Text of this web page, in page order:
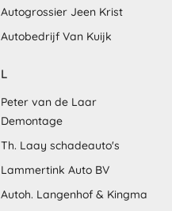
Autogrossier Jeen Krist
Autobedrijf Van Kuijk
L
Peter van de Laar
Demontage
Th. Laay schadeauto's
Lammertink Auto BV
Autoh. Langenhof & Kingma